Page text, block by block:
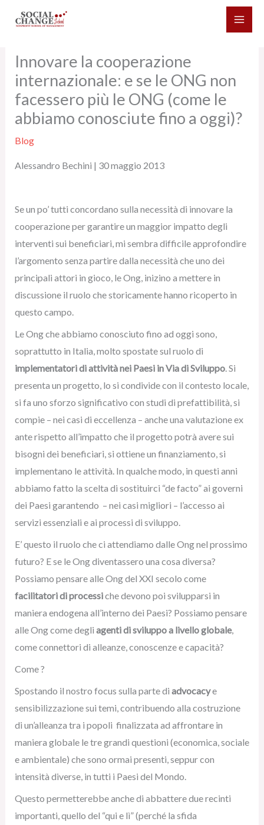
Innovare la cooperazione
internazionale: e se le ONG non
facessero più le ONG (come le
abbiamo conosciute fino a oggi)?
Blog
Alessandro Bechini | 30 maggio 2013
Se un po’ tutti concordano sulla necessità di innovare la
cooperazione per garantire un maggior impatto degli
interventi sui beneficiari, mi sembra difficile approfondire
l’argomento senza partire dalla necessità che uno dei
principali attori in gioco, le Ong, inizino a mettere in
discussione il ruolo che storicamente hanno ricoperto in
questo campo.
Le Ong che abbiamo conosciuto fino ad oggi sono,
soprattutto in Italia, molto spostate sul ruolo di
implementatori di attività nei Paesi in Via di Sviluppo. Si
presenta un progetto, lo si condivide con il contesto locale,
si fa uno sforzo significativo con studi di prefattibilità, si
compie – nei casi di eccellenza – anche una valutazione ex
ante rispetto all’impatto che il progetto potrà avere sui
bisogni dei beneficiari, si ottiene un finanziamento, si
implementano le attività. In qualche modo, in questi anni
abbiamo fatto la scelta di sostituirci “de facto” ai governi
dei Paesi garantendo – nei casi migliori – l’accesso ai
servizi essenziali e ai processi di sviluppo.
E’ questo il ruolo che ci attendiamo dalle Ong nel prossimo
futuro? E se le Ong diventassero una cosa diversa?
Possiamo pensare alle Ong del XXI secolo come
facilitatori di processiche devono poi svilupparsi in
maniera endogena all’interno dei Paesi? Possiamo pensare
alle Ong come degli agenti di sviluppo a livello globale,
come connettori di alleanze, conoscenze e capacità?
Come ?
Spostando il nostro focus sulla parte di advocacye
sensibilizzazione sui temi, contribuendo alla costruzione
di un’alleanza tra i popoli finalizzata ad affrontare in
maniera globale le tre grandi questioni (economica, sociale
e ambientale) che sono ormai presenti, seppur con
intensità diverse, in tutti i Paesi del Mondo.
Questo permetterebbe anche di abbattere due recinti
importanti, quello del “qui e lì” (perché la sfida